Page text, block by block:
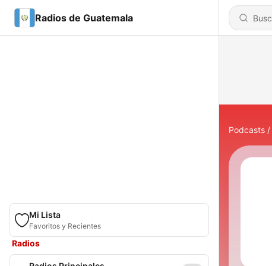
Radios de Guatemala
Mi Lista
Favoritos y Recientes
Radios
Podcasts